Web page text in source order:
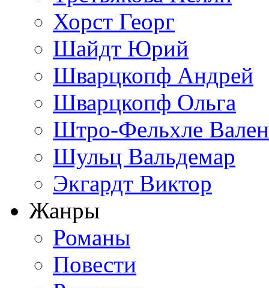
Хорст Георг
Шайдт Юрий
Шварцкопф Андрей
Шварцкопф Ольга
Штро-Фельхле
Шульц Вальдемар
Экгардт Виктор
Жанры
Романы
Повести